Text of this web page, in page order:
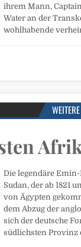
ihrem Mann,
Water an der
wohlhabende
Die legendäre
Sudan, der ab 1821
von Ägypten
dem Abzug der
sich der deutsche
südlichsten Provinz